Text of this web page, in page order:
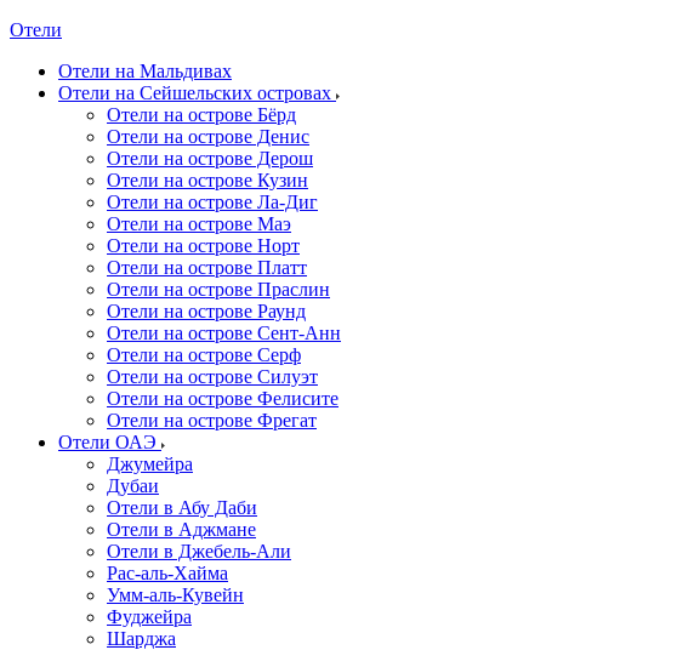
Отели
Отели на Мальдивах
Отели на Сейшельских островах
Отели на острове Бёрд
Отели на острове Денис
Отели на острове Дерош
Отели на острове Кузин
Отели на острове Ла-Диг
Отели на острове Маэ
Отели на острове Норт
Отели на острове Платт
Отели на острове Праслин
Отели на острове Раунд
Отели на острове Сент-Анн
Отели на острове Серф
Отели на острове Силуэт
Отели на острове Фелисите
Отели на острове Фрегат
Отели ОАЭ
Джумейра
Дубаи
Отели в Абу Даби
Отели в Аджмане
Отели в Джебель-Али
Рас-аль-Хайма
Умм-аль-Кувейн
Фуджейра
Шарджа